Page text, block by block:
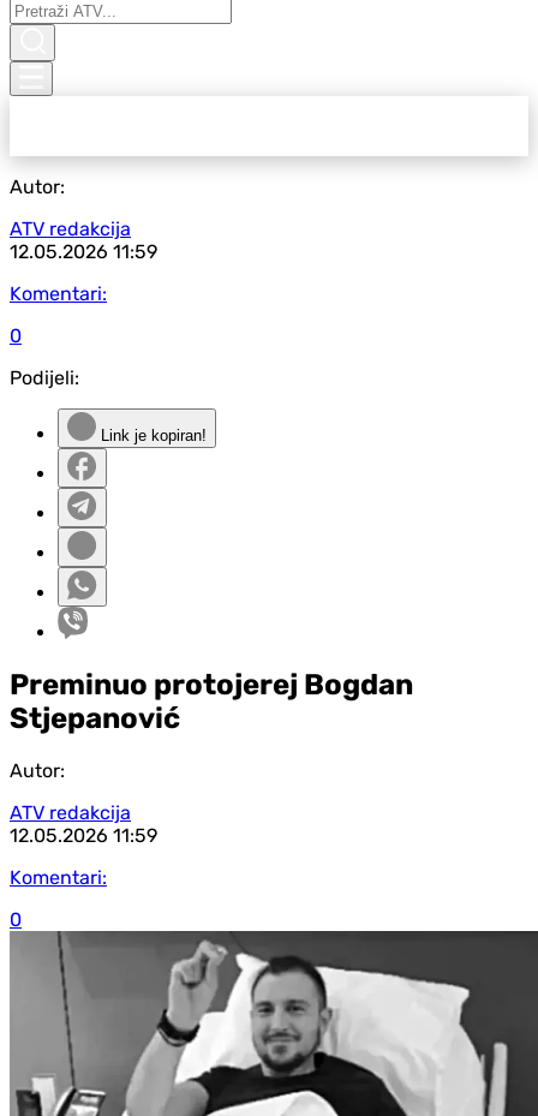
Autor:
ATV redakcija
12.05.2026 11:59
Komentari:
0
Podijeli:
Link je kopiran!
Preminuo protojerej Bogdan
Stjepanović
Autor:
ATV redakcija
12.05.2026 11:59
Komentari:
0